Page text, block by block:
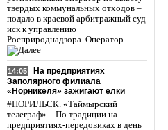
твердых коммунальных отходов –
подало в краевой арбитражный суд
иск к управлению
Росприроднадзора. Оператор…
14:05
На предприятиях
Заполярного филиала
«Норникеля» зажигают елки
#НОРИЛЬСК. «Таймырский
телеграф» – По традиции на
предприятиях-передовиках в день